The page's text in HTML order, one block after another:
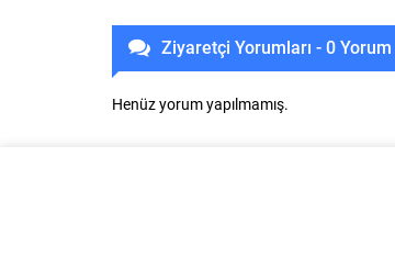
Ziyaretçi Yorumları - 0 Yorum
Henüz yorum yapılmamış.